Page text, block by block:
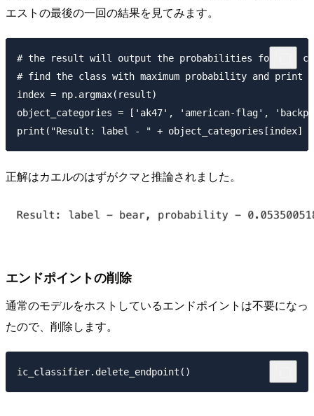
エストの最後の一回の結果を見てみます。
# the result will output the probabilities for all
# find the class with maximum probability and print
index = np.argmax(result)
object_categories = ['ak47', 'american-flag',
正解はカエルのはずがクマと推論されました。
エンドポイントの削除
通常のモデルをホストしているエンドポイントは不要になっ
たので、削除します。